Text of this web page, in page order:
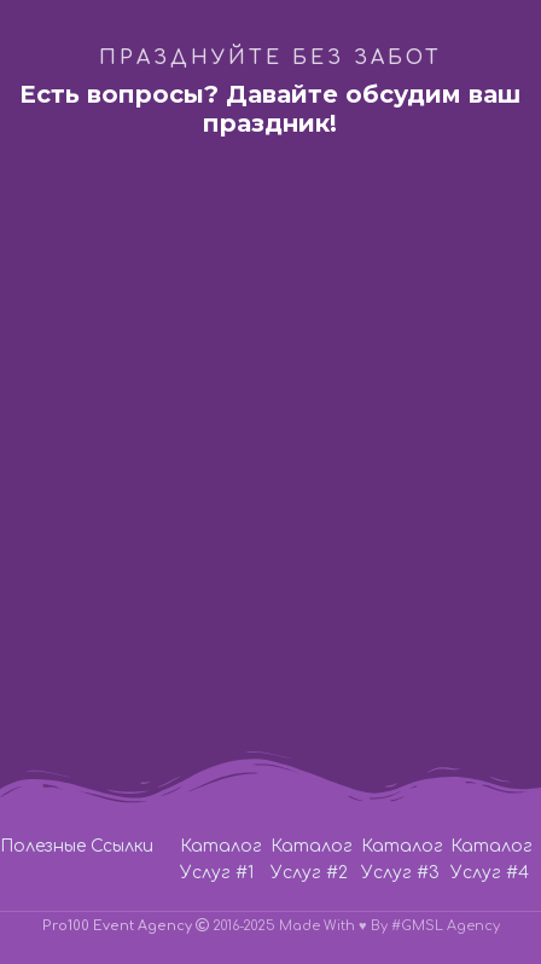
ПРАЗДНУЙТЕ БЕЗ ЗАБОТ
Есть вопросы? Давайте обсудим ваш
праздник!
Полезные Ссылки
Каталог
Услуг #1
Каталог
Услуг #2
Каталог
Услуг #3
Каталог
Услуг #4
Pro100 Event Agency 2016-2025 Made With ♥ By #GMSL Agency